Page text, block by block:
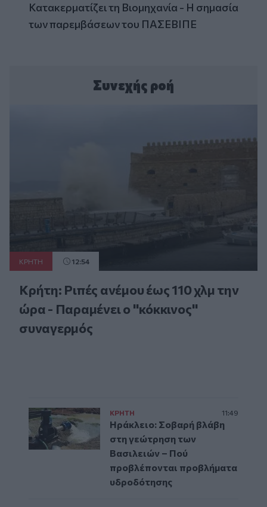
Κατακερματίζει τη Βιομηχανία - Η σημασία
των παρεμβάσεων του ΠΑΣΕΒΙΠΕ
Συνεχής ροή
ΚΡΗΤΗ 12:54
Κρήτη: Ριπές ανέμου έως 110 χλμ την
ώρα - Παραμένει ο "κόκκινος"
συναγερμός
ΚΡΗΤΗ 11:49
Ηράκλειο: Σοβαρή βλάβη
στη γεώτρηση των
Βασιλειών – Πού
προβλέπονται προβλήματα
υδροδότησης